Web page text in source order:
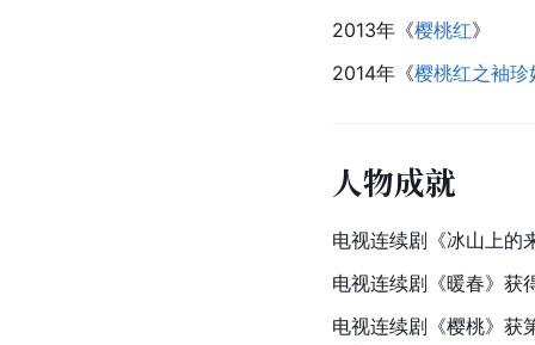
2013年《樱桃红》
2014年《樱桃红之袖珍
人物成就
电视连续剧《冰山上的
电视连续剧《暖春》获
电视连续剧《樱桃》获